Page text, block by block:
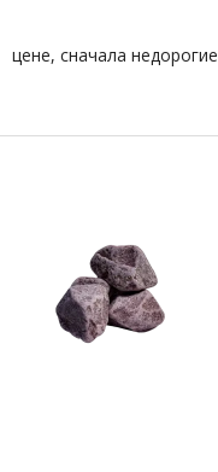
цене, сначала недорогие